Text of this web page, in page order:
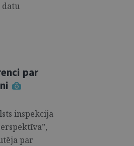
datu
par
inspekcija
par